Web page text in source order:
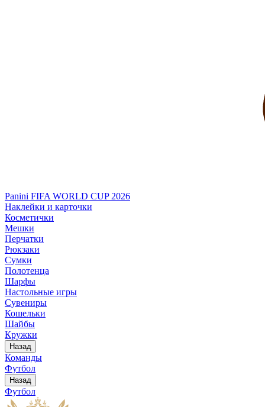
Panini FIFA WORLD CUP 2026
Наклейки и карточки
Косметички
Мешки
Перчатки
Рюкзаки
Сумки
Полотенца
Шарфы
Настольные игры
Сувениры
Кошельки
Шайбы
Кружки
Назад
Команды
Футбол
Назад
Футбол